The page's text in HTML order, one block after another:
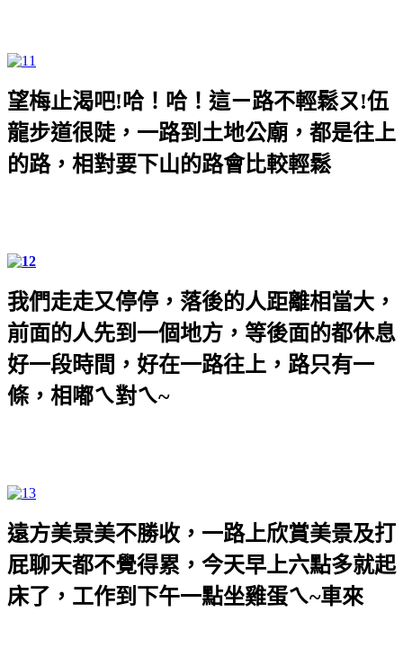
望梅止渴吧!哈！哈！這ㄧ路不輕鬆ㄡ!伍
龍步道很陡，一路到土地公廟，都是往上
的路，相對要下山的路會比較輕鬆
我們走走又停停，落後的人距離相當大，
前面的人先到一個地方，等後面的都休息
好一段時間，好在一路往上，路只有一
條，相嘟ㄟ對ㄟ~
遠方美景美不勝收，一路上欣賞美景及打
屁聊天都不覺得累，今天早上六點多就起
床了，工作到下午一點坐雞蛋ㄟ~車來